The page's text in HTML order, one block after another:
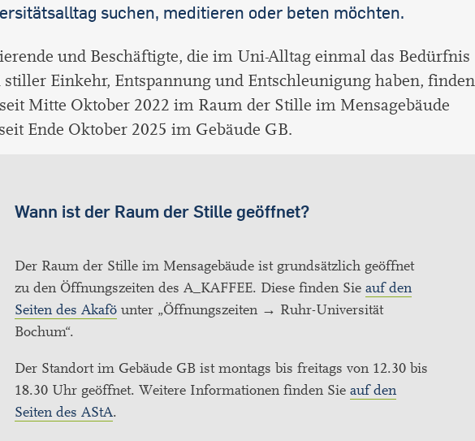
suchen, meditieren oder beten möchten.
und Beschäftigte, die im Uni-Alltag einmal das Bedürfnis
stiller Einkehr, Entspannung und Entschleunigung haben, finden
Mitte Oktober 2022 im Raum der Stille im Mensagebäude
Ende Oktober 2025 im Gebäude GB.
Wann ist der Raum der Stille geöffnet?
Der Raum der Stille im Mensagebäude ist grundsätzlich geöffnet
zu den Öffnungszeiten des A_KAFFEE. Diese finden Sie auf den
Seiten des Akafö unter „Öffnungszeiten → Ruhr-Universität
Bochum“.
Der Standort im Gebäude GB ist montags bis freitags von 12.30 bis
18.30 Uhr geöffnet. Weitere Informationen finden Sie auf den
Seiten des AStA.